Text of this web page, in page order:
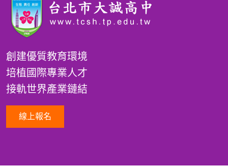
創建優質教育環境
培植國際專業人才
接軌世界產業鏈結
線上報名